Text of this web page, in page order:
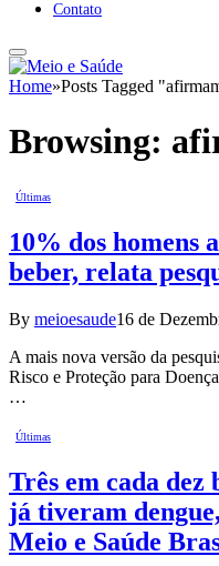
Contato
Home»Posts Tagged
Browsing:
Últimas
10% dos
beber, relata
By meioesaude16 de
A mais nova versão da
Risco e Proteção para
…
Últimas
Três em cada
já tiveram
Meio e Saúde